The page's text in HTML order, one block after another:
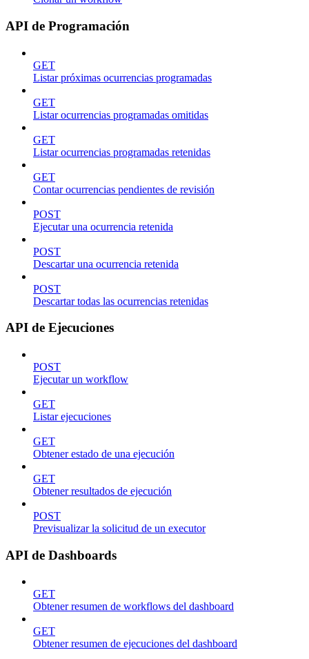
API de Programación
GET
Listar próximas ocurrencias programadas
GET
Listar ocurrencias programadas omitidas
GET
Listar ocurrencias programadas retenidas
GET
Contar ocurrencias pendientes de revisión
POST
Ejecutar una ocurrencia retenida
POST
Descartar una ocurrencia retenida
POST
Descartar todas las ocurrencias retenidas
API de Ejecuciones
POST
Ejecutar un workflow
GET
Listar ejecuciones
GET
Obtener estado de una ejecución
GET
Obtener resultados de ejecución
POST
Previsualizar la solicitud de un executor
API de Dashboards
GET
Obtener resumen de workflows del dashboard
GET
Obtener resumen de ejecuciones del dashboard